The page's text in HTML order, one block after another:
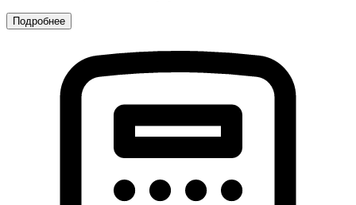
Подробнее